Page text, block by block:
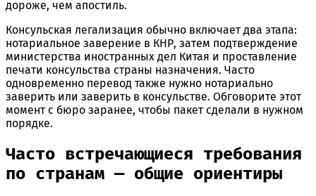
дороже, чем апостиль.
Консульская легализация обычно включает два этапа:
нотариальное заверение в КНР, затем подтверждение
министерства иностранных дел Китая и проставление
печати консульства страны назначения. Часто
одновременно перевод также нужно нотариально
заверить или заверить в консульстве. Обговорите этот
момент с бюро заранее, чтобы пакет сделали в нужном
порядке.
Часто встречающиеся требования
по странам — общие ориентиры